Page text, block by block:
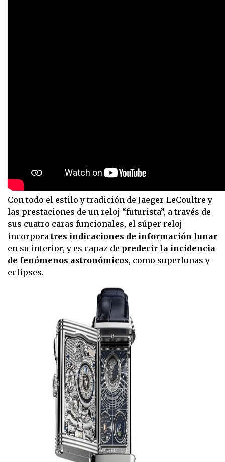
Con todo el estilo y tradición de Jaeger-LeCoultre y
las prestaciones de un reloj “futurista”, a través de
sus cuatro caras funcionales, el súper reloj
incorpora tres indicaciones de información lunar
en su interior, y es capaz de predecir la incidencia
de fenómenos astronómicos, como superlunas y
eclipses.